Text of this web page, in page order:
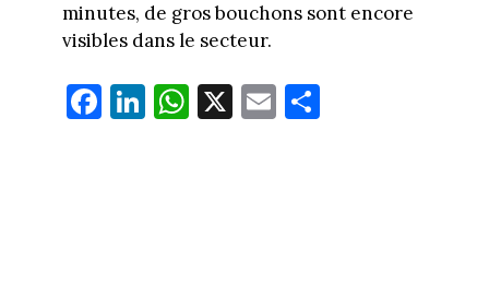
minutes, de gros bouchons sont encore
visibles dans le secteur.
Fa
ce
Li
nk
W
ha
X E
m
Pa
rt